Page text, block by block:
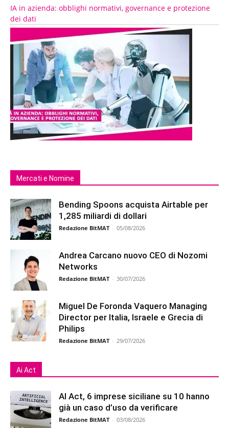
IA in azienda: obblighi normativi, governance e protezione
dei dati
Mercati e Nomine
Bending Spoons acquista Airtable per
1,285 miliardi di dollari
Redazione BitMAT - 05/08/2026
Andrea Carcano nuovo CEO di Nozomi
Networks
Redazione BitMAT - 30/07/2026
Miguel De Foronda Vaquero Managing
Director per Italia, Israele e Grecia di
Philips
Redazione BitMAT - 29/07/2026
Ai Act
AI Act, 6 imprese siciliane su 10 hanno
già un caso d’uso da verificare
Redazione BitMAT - 03/08/2026